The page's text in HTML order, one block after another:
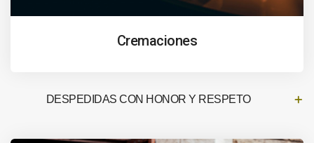
Cremaciones
DESPEDIDAS CON HONOR Y RESPETO